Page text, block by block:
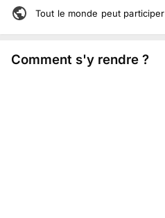
Tout le monde peut participer
Comment s'y rendre ?